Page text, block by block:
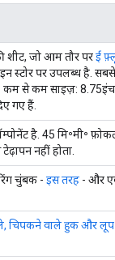
शीट, जो आम तौर परई
स्टोर पर उपलब्ध है.
कम से कम साइज़: 8.75इंच
गए हैं.
है. 45 मि॰मी॰
नहीं होता.
चुंबक - इस तरह - और
चिपकने वाले हुक और लूप